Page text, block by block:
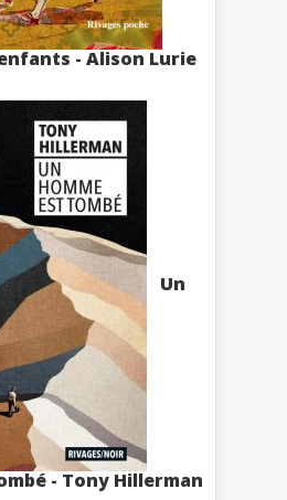
- Alison Lurie
Un
- Tony Hillerman